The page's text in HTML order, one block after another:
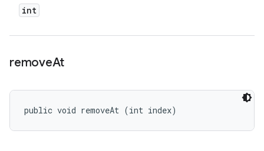
int
removeAt
public void removeAt (int index)